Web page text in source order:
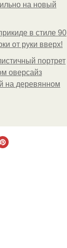
на новый
в стиле 90
от руки вверх!
портрет
оверсайз
на деревянном